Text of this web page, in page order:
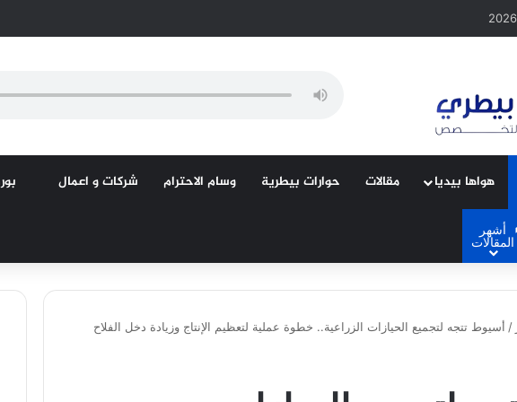
هواها بيديا مقالات حوارات بيطرية وسام الاحترام شركات و اعمال
أشهر
المقالات
/ أسيوط تتجه لتجميع الحيازات الزراعية.. خطوة عملية لتعظيم الإنتاج وزيادة دخل الفلاح